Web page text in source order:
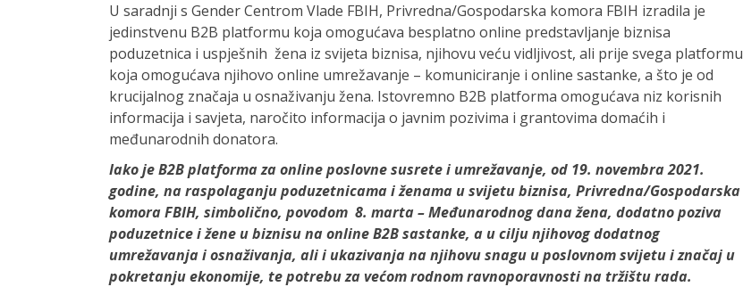
U saradnji s Gender Centrom Vlade FBIH, Privredna/Gospodarska komora FBIH izradila je
jedinstvenu B2B platformu koja omogućava besplatno online predstavljanje biznisa
poduzetnica i uspješnih žena iz svijeta biznisa, njihovu veću vidljivost, ali prije svega platformu
koja omogućava njihovo online umrežavanje – komuniciranje i online sastanke, a što je od
krucijalnog značaja u osnaživanju žena. Istovremno B2B platforma omogućava niz korisnih
informacija i savjeta, naročito informacija o javnim pozivima i grantovima domaćih i
međunarodnih donatora.
Iako je B2B platforma za online poslovne susrete i umrežavanje, od 19. novembra 2021.
godine, na raspolaganju poduzetnicama i ženama u svijetu biznisa, Privredna/Gospodarska
komora FBIH, simbolično, povodom 8. marta – Međunarodnog dana žena, dodatno poziva
poduzetnice i žene u biznisu na online B2B sastanke, a u cilju njihovog dodatnog
umrežavanja i osnaživanja, ali i ukazivanja na njihovu snagu u poslovnom svijetu i značaj u
pokretanju ekonomije, te potrebu za većom rodnom ravnoporavnosti na tržištu rada.